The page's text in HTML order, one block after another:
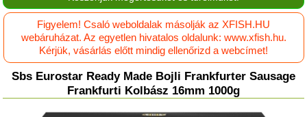
Figyelem! Csaló weboldalak másolják az XFISH.HU
webáruházat. Az egyetlen hivatalos oldalunk: www.xfish.hu.
Kérjük, vásárlás előtt mindig ellenőrizd a webcímet!
Sbs Eurostar Ready Made Bojli Frankfurter Sausage
Frankfurti Kolbász 16mm 1000g